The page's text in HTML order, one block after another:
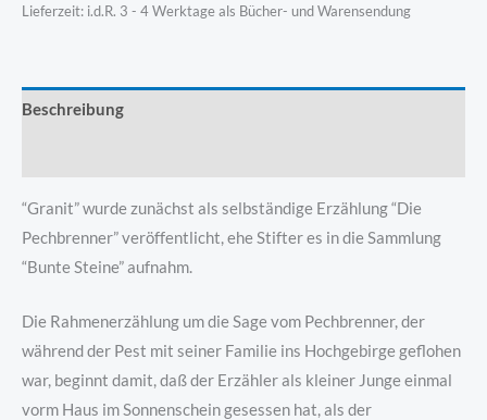
Lieferzeit: i.d.R. 3 - 4 Werktage als Bücher- und Warensendung
Beschreibung
“Granit” wurde zunächst als selbständige Erzählung “Die
Pechbrenner” veröffentlicht, ehe Stifter es in die Sammlung
“Bunte Steine” aufnahm.
Die Rahmenerzählung um die Sage vom Pechbrenner, der
während der Pest mit seiner Familie ins Hochgebirge geflohen
war, beginnt damit, daß der Erzähler als kleiner Junge einmal
vorm Haus im Sonnenschein gesessen hat, als der